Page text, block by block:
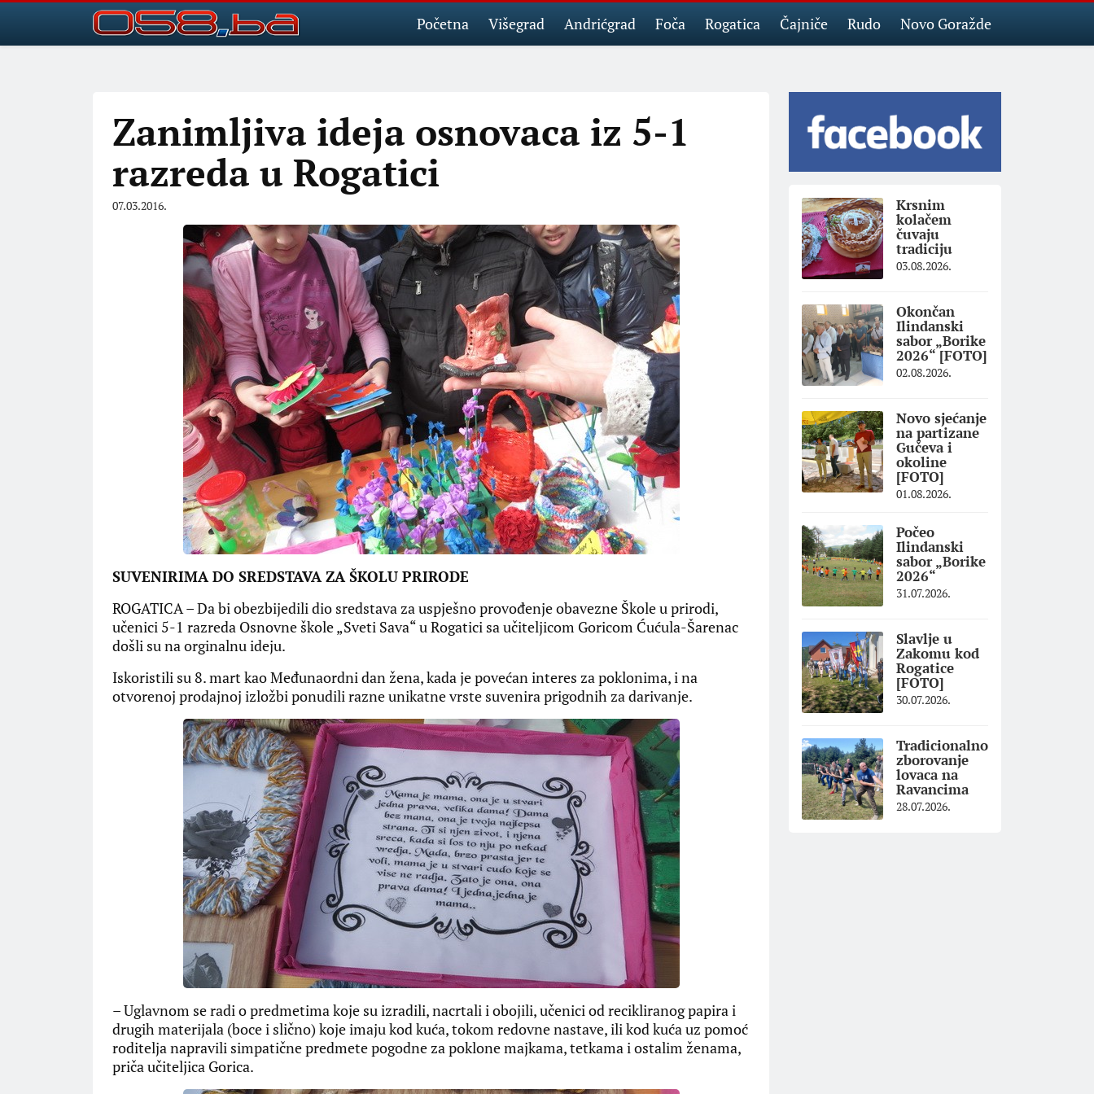
Početna Višegrad Andrićgrad Foča Rogatica Čajniče Rudo Novo Goražde
Zanimljiva ideja osnovaca iz 5-1
razreda u Rogatici
07.03.2016.
SUVENIRIMA DO SREDSTAVA ZA ŠKOLU PRIRODE
ROGATICA – Da bi obezbijedili dio sredstava za uspješno provođenje obavezne Škole u prirodi,
učenici 5-1 razreda Osnovne škole „Sveti Sava“ u Rogatici sa učiteljicom Goricom Ćućula-Šarenac
došli su na orginalnu ideju.
Iskoristili su 8. mart kao Međunaordni dan žena, kada je povećan interes za poklonima, i na
otvorenoj prodajnoj izložbi ponudili razne unikatne vrste suvenira prigodnih za darivanje.
– Uglavnom se radi o predmetima koje su izradili, nacrtali i obojili, učenici od recikliranog papira i
drugih materijala (boce i slično) koje imaju kod kuća, tokom redovne nastave, ili kod kuća uz pomoć
roditelja napravili simpatične predmete pogodne za poklone majkama, tetkama i ostalim ženama,
priča učiteljica Gorica.
Krsnim
kolačem
čuvaju
tradiciju
03.08.2026.
Okončan
Ilindanski
sabor „Borike
2026“ [FOTO]
02.08.2026.
Novo sjećanje
na partizane
Gučeva i
okoline
[FOTO]
01.08.2026.
Počeo
Ilindanski
sabor „Borike
2026“
31.07.2026.
Slavlje u
Zakomu kod
Rogatice
[FOTO]
30.07.2026.
Tradicionalno
zborovanje
lovaca na
Ravancima
28.07.2026.